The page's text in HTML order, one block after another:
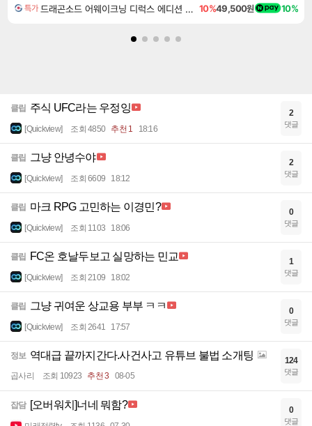
특가 드래곤소드 어웨이크닝 디럭스 에디션 DragonSword Awakening Deluxe Edition 10%49,500원 10%
클립 주식 UFC라는 우정잉
[Quickview] 조회 4850 추천 1 18:16
2
댓글
클립 그냥 안녕수야
[Quickview] 조회 6609 18:12
2
댓글
클립 마크 RPG 고민하는 이경민?
[Quickview] 조회 1103 18:06
0
댓글
클립 FC온 호날두보고 실망하는 민교
[Quickview] 조회 2109 18:02
1
댓글
클립 그냥 귀여운 상교용 부부 ㅋㅋ
[Quickview] 조회 2641 17:57
0
댓글
정보 역대급 끝까지간다.사건사고 유튜브 불법 소개팅
곱사리 조회 10923 추천 3 08-05
124
댓글
잡담 [오버워치]너네 뭐함? 0
댓글